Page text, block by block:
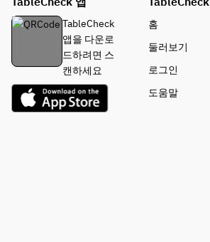
TableCheck
앱을 다운로
드하려면 스
캔하세요
홈
둘러보기
로그인
도움말